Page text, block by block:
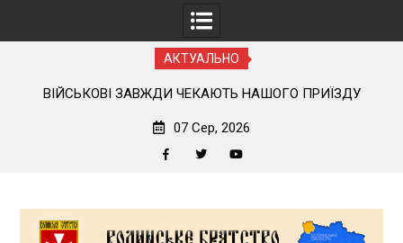
АКТУАЛЬНО
ВІЙСЬКОВІ ЗАВЖДИ ЧЕКАЮТЬ НАШОГО ПРИЇЗДУ
07 Сер, 2026
content